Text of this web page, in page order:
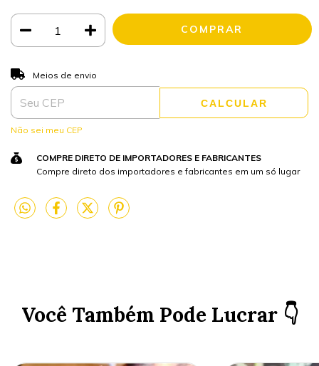
Entregas para o CEP:
Meios de envio
CALCULAR
Não sei meu CEP
COMPRE DIRETO DE IMPORTADORES E FABRICANTES
Compre direto dos importadores e fabricantes em um só lugar
Você Também Pode Lucrar 👇